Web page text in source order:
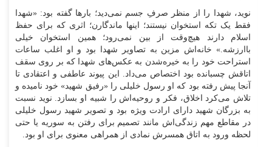
نوید، شهدا را از منظر صرفِ جسم نمی‌دید؛ بار‌ها گفته بود: «شهدا
فقط یک تکه استخوان نیستند؛ اینها ماندگارن؛ اثری که برای حفظ
اسلام دارند هیچ‌وقت از بین نمی‌رود؛ همین استخوان خیلی
باارزشه.» خانه‌اش مزین به تصاویر شهدا بود و او اغلب ساعات
استراحت خود را به خیره‌شدن به عکس‌های شهدا که بر روی سقف
اتاقش چسبانده بود اختصاص می‌داد. این پیوند عاطفی و اعتقادی تا
آنجا پیش رفته بود که او رسول خلیلی را «رفیق شهید» خود نامیده و
تلاش می‌کرد اخلاق، فکر و روحیه‌اش را شبیه او بسازد. نوید نسبت
به بزرگان شهید دارای ارادت ویژه بود و تصویر شهید رسول خلیلی
در مقاطع مهم زندگی‌اش مانند تصمیم برای رفتن به سوریه یا حتی
لحظه ورود به اتاق همسرش نمادی از همراهی معنوی برای او بود.